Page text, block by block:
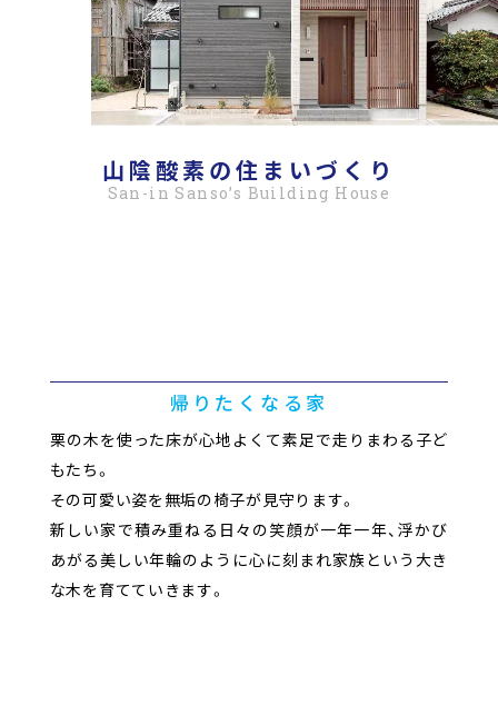
山陰酸素の住まいづくり
San-in Sanso’s Building House
帰りたくなる家
栗の木を使った床が心地よくて素足で走りまわる子ど
もたち。
その可愛い姿を無垢の椅子が見守ります。
新しい家で積み重ねる日々の笑顔が一年一年、浮かび
あがる美しい年輪のように心に刻まれ家族という大き
な木を育てていきます。